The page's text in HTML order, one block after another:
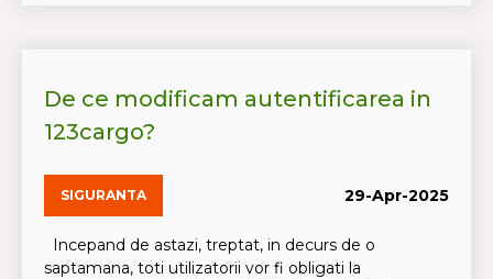
De ce modificam autentificarea in
123cargo?
SIGURANTA 29-Apr-2025
Incepand de astazi, treptat, in decurs de o
saptamana, toti utilizatorii vor fi obligati la